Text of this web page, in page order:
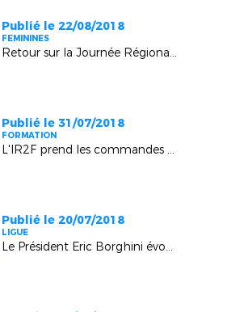
Publié le 22/08/2018
FEMININES
Retour sur la Journée Régionale des Ecoles Féminines de Football (Sisteron)
Publié le 31/07/2018
FORMATION
L'IR2F prend les commandes de la Formation
Publié le 20/07/2018
LIGUE
Le Président Eric Borghini évoque la rentrée après le sacre mondial (RMC)